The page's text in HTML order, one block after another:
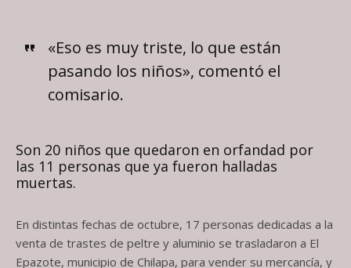
«Eso es muy triste, lo que están
pasando los niños», comentó el
comisario.
Son 20 niños que quedaron en orfandad por
las 11 personas que ya fueron halladas
muertas.
En distintas fechas de octubre, 17 personas dedicadas a la
venta de trastes de peltre y aluminio se trasladaron a El
Epazote, municipio de Chilapa, para vender su mercancía, y